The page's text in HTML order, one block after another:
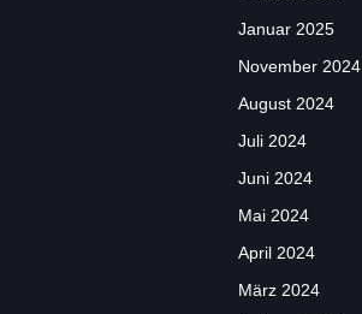
Januar 2025
November 2024
August 2024
Juli 2024
Juni 2024
Mai 2024
April 2024
März 2024